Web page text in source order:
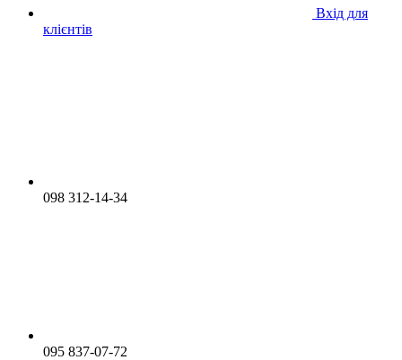
Вхід для
клієнтів
098 312-14-34
095 837-07-72